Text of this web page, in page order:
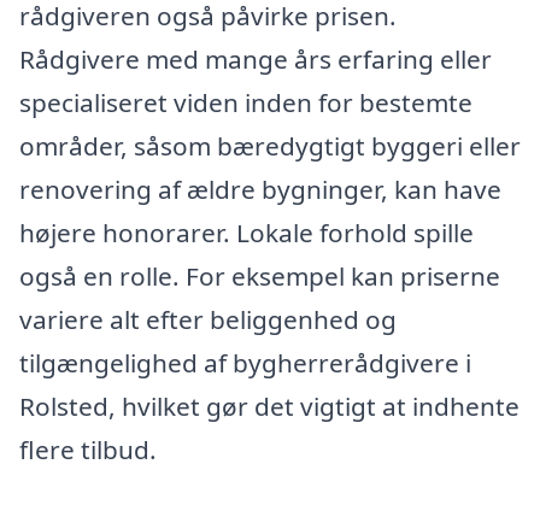
rådgiveren også påvirke prisen.
Rådgivere med mange års erfaring eller
specialiseret viden inden for bestemte
områder, såsom bæredygtigt byggeri eller
renovering af ældre bygninger, kan have
højere honorarer. Lokale forhold spille
også en rolle. For eksempel kan priserne
variere alt efter beliggenhed og
tilgængelighed af bygherrerådgivere i
Rolsted, hvilket gør det vigtigt at indhente
flere tilbud.